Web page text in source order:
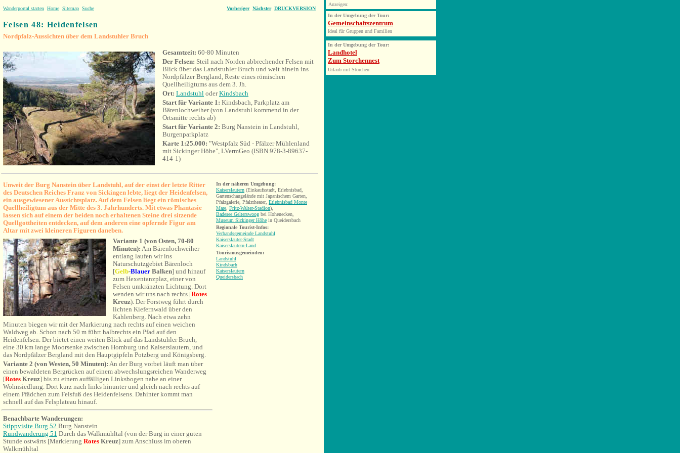
Wanderportal starten Home Sitemap Suche Vorheriger Nächster DRUCKVERSION
Felsen 48: Heidenfelsen
Nordpfalz-Aussichten über dem Landstuhler Bruch
Gesamtzeit: 60-80 Minuten
Der Felsen: Steil nach Norden abbrechender Felsen mit
Blick über das Landstuhler Bruch und weit hinein ins
Nordpfälzer Bergland, Reste eines römischen
Quellheiligtums aus dem 3. Jh.
Ort: Landstuhl oderKindsbach
Start für Variante 1: Kindsbach, Parkplatz am
Bärenlochweiher (von Landstuhl kommend in der
Ortsmitte rechts ab)
Start für Variante 2: Burg Nanstein in Landstuhl,
Burgenparkplatz
Karte 1:25.000: "Westpfalz Süd - Pfälzer Mühlenland
mit Sickinger Höhe", LVermGeo (ISBN 978-3-89637-
414-1)
Unweit der Burg Nanstein über Landstuhl, auf der einst der letzte Ritter
des Deutschen Reiches Franz von Sickingen lebte, liegt der Heidenfelsen,
ein ausgewiesener Aussichtsplatz.Auf dem Felsen liegt ein römisches
Quellheiligtum aus der Mitte des 3. Jahrhunderts. Mit etwas Phantasie
lassen sich auf einem der beiden noch erhaltenen Steine drei sitzende
Quellgottheiten entdecken, auf dem anderen eine opfernde Figur am
Altar mit zwei kleineren Figuren daneben.
Variante 1 (von Osten, 70-80
Minuten): Am Bärenlochweiher
entlang laufen wir ins
Naturschutzgebiet Bärenloch
[Gelb-Blauer Balken] und hinauf
zum Hexentanzplaz, einer von
Felsen umkränzten Lichtung. Dort
wenden wir uns nach rechts [Rotes
Kreuz). Der Forstweg führt durch
lichten Kiefernwald über den
Kahlenberg. Nach etwa zehn
Minuten biegen wir mit der Markierung nach rechts auf einen weichen
Waldweg ab. Schon nach 50 m führt halbrechts ein Pfad auf den
Heidenfelsen. Der bietet einen weiten Blick auf das Landstuhler Bruch,
eine 30 km lange Moorsenke zwischen Homburg und Kaiserslautern, und
das Nordpfälzer Bergland mit den Hauptgipfeln Potzberg und Königsberg.
Variante 2 (von Westen, 50 Minuten): An der Burg vorbei läuft man über
einen bewaldeten Bergrücken auf einem abwechslungsreichen Wanderweg
[Rotes Kreuz] bis zu einem auffälligen Linksbogen nahe an einer
Wohnsiedlung. Dort kurz nach links hinunter und gleich nach rechts auf
einem Pfädchen zum Felsfuß des Heidenfelsens. Dahinter kommt man
schnell auf das Felsplateau hinauf.
Benachbarte Wanderungen:
Stippvisite Burg 52 Burg Nanstein
Rundwanderung 51 Durch das Walkmühltal (von der Burg in einer guten
Stunde ostwärts [Markierung Rotes Kreuz] zum Anschluss im oberen
Walkmühltal
In der näheren Umgebung:
Kaiserslautern (Einkaufsstadt, Erlebnisbad,
Gartenschaugelände mit Japanischem Garten,
Pfalzgalerie, Pfalztheater, Erlebnisbad Monte
Mare Fritz-Walter-Stadion),
Badesee Gelterswoog bei Hohenecken,
Museum Sickinger Höhe in Queidersbach
Regionale Tourist-Infos:
Verbandsgemeinde Landstuhl
Kaiserslauter-Stadt
Kaiserslautern-Land
Tourismusgemeinden:
Landstuhl
Kindsbach
Kaiserslautern
Queidersbach
Anzeigen:
In der Umgebung der Tour:
Gemeinschaftszentrum
Ideal für Gruppen und Familien
In der Umgebung der Tour:
Landhotel
Zum Storchennest
Urlaub mit Störchen